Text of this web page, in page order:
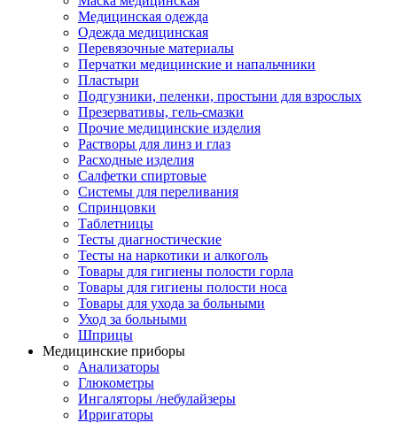
Медицинская одежда
Одежда медицинская
Перевязочные материалы
Перчатки медицинские и напальчники
Пластыри
Подгузники, пеленки, простыни для взрослых
Презервативы, гель-смазки
Прочие медицинские изделия
Растворы для линз и глаз
Расходные изделия
Салфетки спиртовые
Системы для переливания
Спринцовки
Таблетницы
Тесты диагностические
Тесты на наркотики и алкоголь
Товары для гигиены полости горла
Товары для гигиены полости носа
Товары для ухода за больными
Уход за больными
Шприцы
Медицинские приборы
Анализаторы
Глюкометры
Ингаляторы /небулайзеры
Ирригаторы